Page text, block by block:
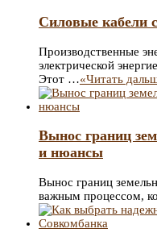
Силовые кабели
Производственные
электрической
Этот …«Читать
Вынос границ
и нюансы
Вынос границ
важным процессом,